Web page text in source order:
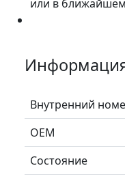
или в
Внутренний
ОЕМ
Состояние